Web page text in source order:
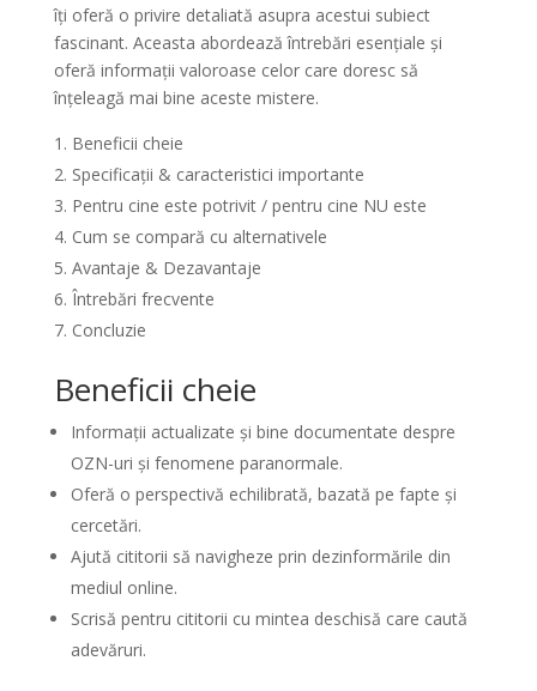
îți oferă o privire detaliată asupra acestui subiect
fascinant. Aceasta abordează întrebări esențiale și
oferă informații valoroase celor care doresc să
înțeleagă mai bine aceste mistere.
Beneficii cheie
Specificații & caracteristici importante
Pentru cine este potrivit / pentru cine NU este
Cum se compară cu alternativele
Avantaje & Dezavantaje
Întrebări frecvente
Concluzie
Beneficii cheie
Informații actualizate și bine documentate despre
OZN-uri și fenomene paranormale.
Oferă o perspectivă echilibrată, bazată pe fapte și
cercetări.
Ajută cititorii să navigheze prin dezinformările din
mediul online.
Scrisă pentru cititorii cu mintea deschisă care caută
adevăruri.